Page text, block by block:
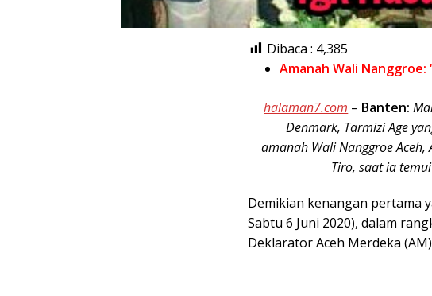
Dibaca : 4,385
Amanah Wali Nanggroe:
halaman7.com – Banten:
Denmark, Tarmizi Age
amanah Wali Nanggroe
Tiro, saat ia
Demikian kenangan pertama
Sabtu 6 Juni 2020), dalam
Deklarator Aceh Merdeka